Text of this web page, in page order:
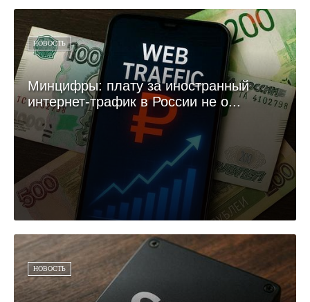
НОВОСТЬ
Минцифры: плату за иностранный
интернет-трафик в России не о...
НОВОСТЬ